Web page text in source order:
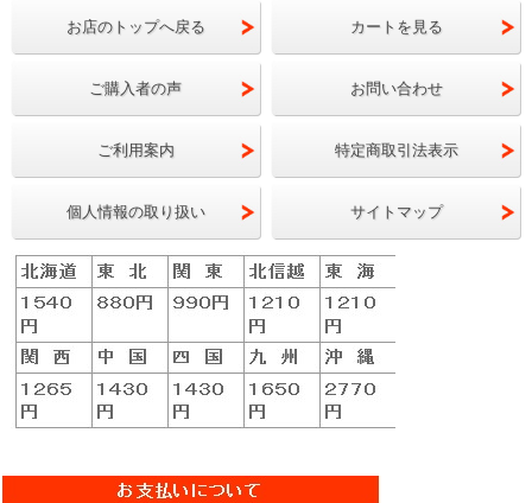
お店のトップへ戻る カートを見る
ご購入者の声 お問い合わせ
ご利用案内 特定商取引法表示
個人情報の取り扱い サイトマップ